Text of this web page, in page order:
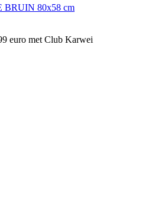
80x58 cm
euro met Club Karwei